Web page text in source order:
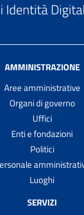
AMMINISTRAZIONE
Aree amministrative
Organi di governo
Uffici
Enti e fondazioni
Politici
Luoghi
SERVIZI